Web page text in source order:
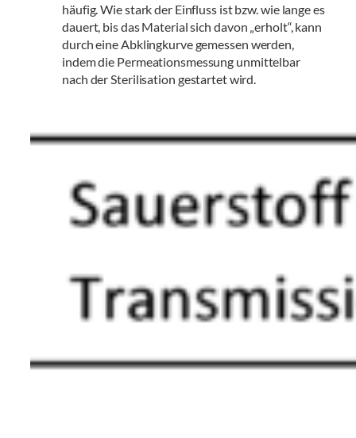
häufig. Wie stark der Einfluss ist bzw. wie lange es
dauert, bis das Material sich davon „erholt“, kann
durch eine Abklingkurve gemessen werden,
indem die Permeationsmessung unmittelbar
nach der Sterilisation gestartet wird.